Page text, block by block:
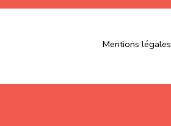
Mentions légales